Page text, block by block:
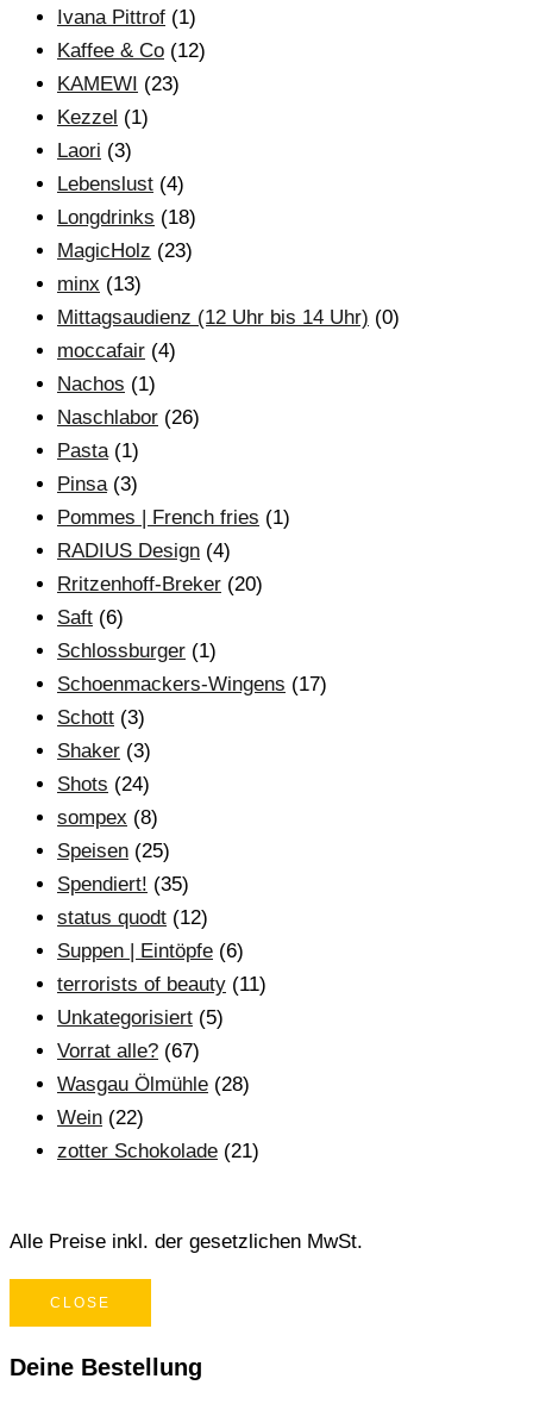
Ivana Pittrof (1)
Kaffee & Co (12)
KAMEWI (23)
Kezzel (1)
Laori (3)
Lebenslust (4)
Longdrinks (18)
MagicHolz (23)
minx (13)
Mittagsaudienz (12 Uhr bis 14 Uhr) (0)
moccafair (4)
Nachos (1)
Naschlabor (26)
Pasta (1)
Pinsa (3)
Pommes | French fries (1)
RADIUS Design (4)
Rritzenhoff-Breker (20)
Saft (6)
Schlossburger (1)
Schoenmackers-Wingens (17)
Schott (3)
Shaker (3)
Shots (24)
sompex (8)
Speisen (25)
Spendiert! (35)
status quodt (12)
Suppen | Eintöpfe (6)
terrorists of beauty (11)
Unkategorisiert (5)
Vorrat alle? (67)
Wasgau Ölmühle (28)
Wein (22)
zotter Schokolade (21)
Alle Preise inkl. der gesetzlichen MwSt.
CLOSE
Deine Bestellung